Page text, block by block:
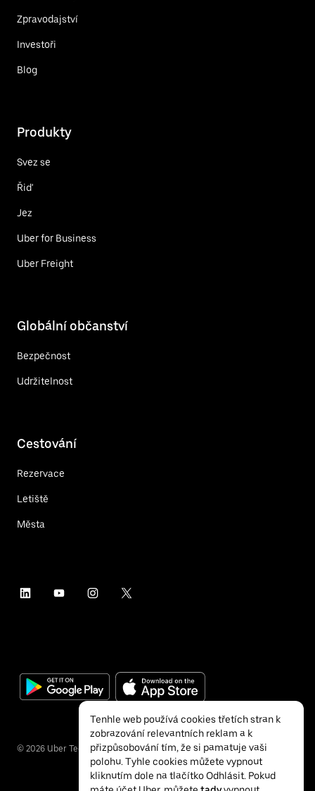
Zpravodajství
Investoři
Blog
Produkty
Svez se
Řiď
Jez
Uber for Business
Uber Freight
Globální občanství
Bezpečnost
Udržitelnost
Cestování
Rezervace
Letiště
Města
© 2026 Uber Technologies Inc.
Tenhle web používá cookies třetích stran k
zobrazování relevantních reklam a k
přizpůsobování tím, že si pamatuje vaši
polohu. Tyhle cookies můžete vypnout
kliknutím dole na tlačítko Odhlásit. Pokud